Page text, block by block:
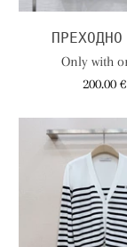
Only with
200.00 €